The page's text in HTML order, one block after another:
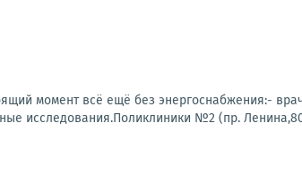
момент всё ещё без энергоснабжения:-
исследования.Поликлиники №2 (пр.